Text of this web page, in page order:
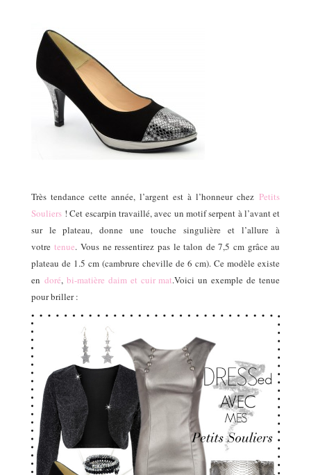
Très tendance cette année, l’argent est à l’honneur chezPetits
Souliers ! Cet escarpin travaillé, avec un motif serpent à l’avant et
sur le plateau, donne une touche singulière et l’allure à
votretenue. Vous ne ressentirez pas le talon de 7,5 cm grâce au
plateau de 1.5 cm (cambrure cheville de 6 cm). Ce modèle existe
en doré, bi-matière daim et cuir mat.Voici un exemple de tenue
pour briller :